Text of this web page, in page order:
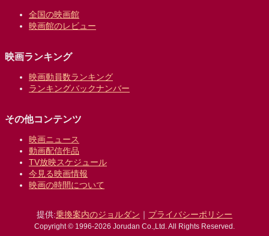
全国の映画館
映画館のレビュー
映画ランキング
映画動員数ランキング
ランキングバックナンバー
その他コンテンツ
映画ニュース
動画配信作品
TV放映スケジュール
今見る映画情報
映画の時間について
提供:乗換案内のジョルダン ｜ プライバシーポリシー
Copyright © 1996-2026 Jorudan Co.,Ltd. All Rights Reserved.